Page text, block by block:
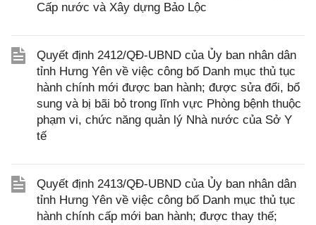
Cấp nước và Xây dựng Bảo Lộc
Quyết định 2412/QĐ-UBND của Ủy ban nhân dân
tỉnh Hưng Yên về việc công bố Danh mục thủ tục
hành chính mới được ban hành; được sửa đổi, bổ
sung và bị bãi bỏ trong lĩnh vực Phòng bệnh thuộc
phạm vi, chức năng quản lý Nhà nước của Sở Y
tế
Quyết định 2413/QĐ-UBND của Ủy ban nhân dân
tỉnh Hưng Yên về việc công bố Danh mục thủ tục
hành chính cấp mới ban hành; được thay thế;